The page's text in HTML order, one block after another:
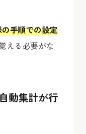
手順での設定
える必要がな
動集計が行